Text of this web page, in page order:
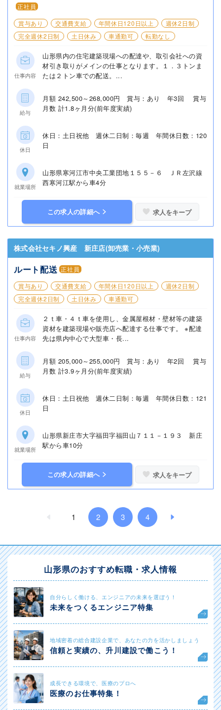
正社員
賞与あり
交通費支給 年間休日120日以上
週休2日制
完全週休2日制
土日休み 車通勤可 転勤なし
仕事内容
山形県内の住宅建築現場への配達や、取引会社への資
材引き取りがメインの仕事となります。１．３トンま
たは２トン車での配送。...
給与
月額 242,500～268,000円 賞与：あり 年3回 賞与
月数 計1.8ヶ月分(前年度実績)
休日
休日：土日祝他 週休二日制：毎週 年間休日数：120
日
就業場所
山形県寒河江市中央工業団地１５５－６ ＪＲ左沢線
西寒河江駅から車4分
この求人の詳細へ 求人をキープ
株式会社セキノ興産 新庄店(卸売業・小売業)
ルート配送 正社員
賞与あり
交通費支給 年間休日120日以上
週休2日制
完全週休2日制
土日休み 車通勤可
仕事内容
２ｔ車・４ｔ車を使用し、金属屋根材・壁材等の建築
資材を建築現場や販売店へ配達する仕事です。 ※配達
先は県内中心で大型車・長...
給与
月額 205,000～255,000円 賞与：あり 年2回 賞与
月数 計3.9ヶ月分(前年度実績)
休日
休日：土日祝他 週休二日制：毎週 年間休日数：121
日
就業場所
山形県新庄市大字福田字福田山７１１－１９３ 新庄
駅から車10分
この求人の詳細へ 求人をキープ
1 2 3 4
山形県のおすすめ転職・求人情報
自分らしく働ける、エンジニアの未来を選ぼう！
未来をつくるエンジニア特集
地域密着の総合建設企業で、あなたの力を活かしましょう
信頼と実績の、升川建設で働こう！
成長できる環境で、医療のプロへ
医療のお仕事特集！